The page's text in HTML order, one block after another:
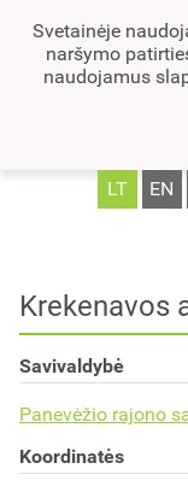
Svetainėje
naršymo
naudojamus
LT EN
Krekenavos
Savivaldybė
Panevėžio rajono
Koordinatės